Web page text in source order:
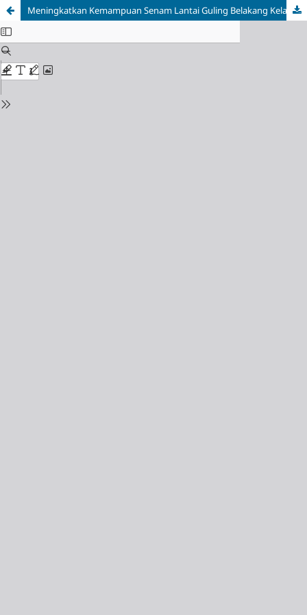
Meningkatkan Kemampuan Senam Lantai Guling Belakang Kelas X Te 2 Smk N 7 Semarang Melalui Latihan Berpasangan